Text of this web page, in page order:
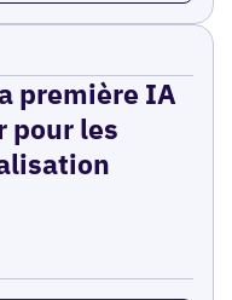
première IA
pour les